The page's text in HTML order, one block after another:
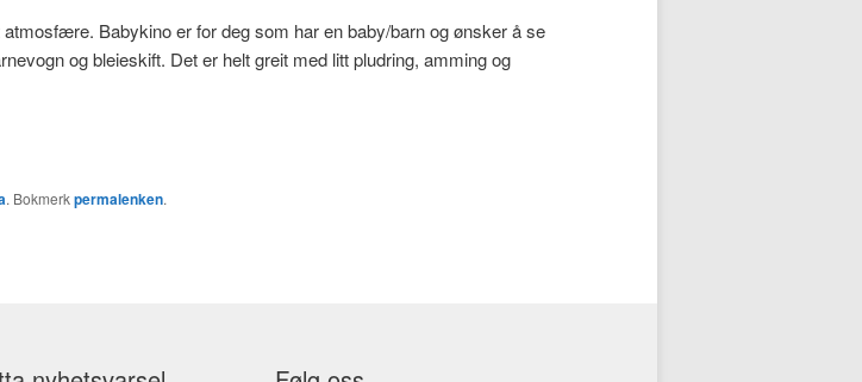
Babykino er for deg som har en baby/barn og ønsker å se
og bleieskift. Det er helt greit med litt pludring, amming og
. Bokmerkpermalenken.